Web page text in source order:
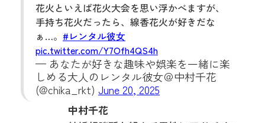
花火といえば花火大会を思い浮かべますが、
手持ち花火だったら、線香花火が好きだな
ぁ…。 #レンタル彼女
pic.twitter.com/Y7Ofh4QS4h
— あなたが好きな趣味や娯楽を一緒に楽
しめる大人のレンタル彼女＠中村千花
(@chika_rkt) June 20, 2025
中村千花